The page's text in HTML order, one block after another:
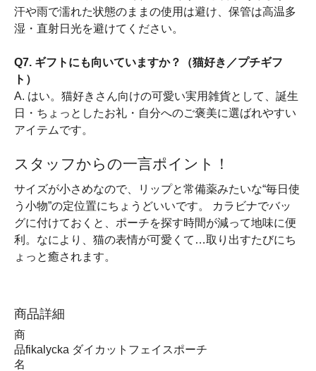
汗や雨で濡れた状態のままの使用は避け、保管は高温多
湿・直射日光を避けてください。
Q7. ギフトにも向いていますか？（猫好き／プチギフ
ト）
A. はい。猫好きさん向けの可愛い実用雑貨として、誕生
日・ちょっとしたお礼・自分へのご褒美に選ばれやすい
アイテムです。
スタッフからの一言ポイント！
サイズが小さめなので、リップと常備薬みたいな“毎日使
う小物”の定位置にちょうどいいです。 カラビナでバッ
グに付けておくと、ポーチを探す時間が減って地味に便
利。なにより、猫の表情が可愛くて…取り出すたびにち
ょっと癒されます。
商品詳細
商
品
名
fikalycka ダイカットフェイスポーチ